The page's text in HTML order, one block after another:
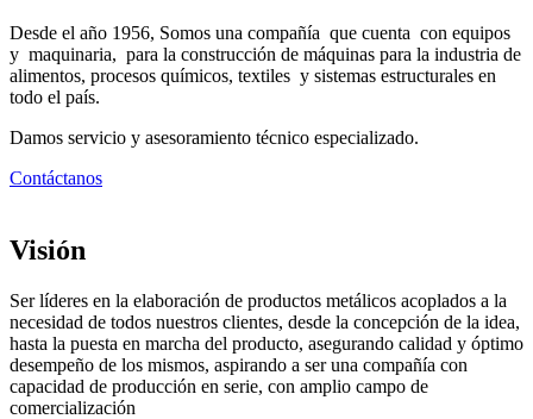
Desde el año 1956, Somos una compañía que cuenta con equipos
y maquinaria, para la construcción de máquinas para la industria de
alimentos, procesos químicos, textiles y sistemas estructurales en
todo el país.
Damos servicio y asesoramiento técnico especializado.
Contáctanos
Visión
Ser líderes en la elaboración de productos metálicos acoplados a la
necesidad de todos nuestros clientes, desde la concepción de la idea,
hasta la puesta en marcha del producto, asegurando calidad y óptimo
desempeño de los mismos, aspirando a ser una compañía con
capacidad de producción en serie, con amplio campo de
comercialización